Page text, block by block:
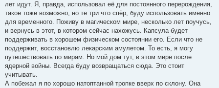
лет идут. Я, правда, использовал её для постоянного перерождения,
такое тоже возможно, но те три что спёр, буду использовать именно
для временного. Поживу в магическом мире, несколько лет поучусь,
и вернусь в этот, в котором сейчас нахожусь. Капсула будет
поддерживать в хорошем физическом состоянии его. Если что не
поддержит, восстановлю лекарским амулетом. То есть, я могу
путешествовать по мирам. Но мой дом тут, в этом мире после
ядерной войны. Всегда буду возвращаться сюда. Это стоит
учитывать.
А побежал я по хорошо натоптанной тропке вверх по склону. Она